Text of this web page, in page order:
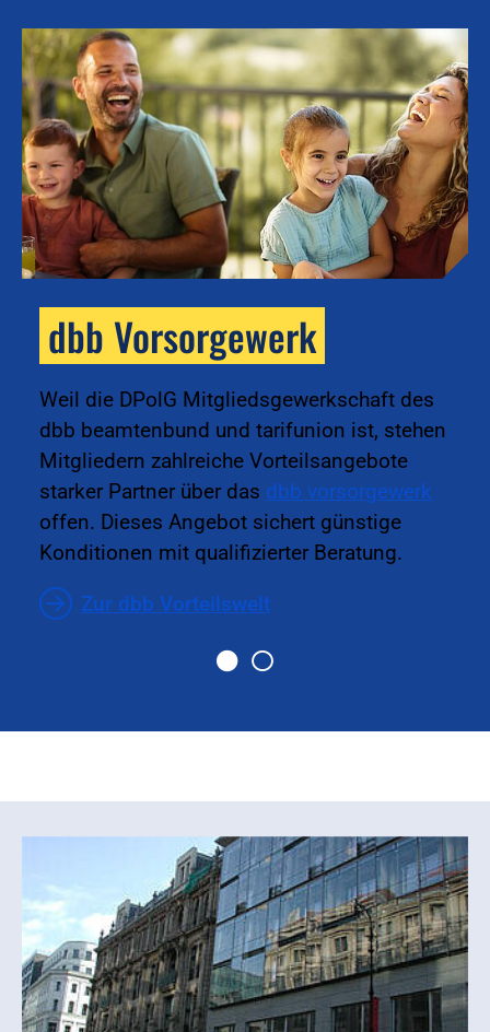
dbb Vorsorgewerk
Weil die DPolG Mitgliedsgewerkschaft des
dbb beamtenbund und tarifunion ist, stehen
Mitgliedern zahlreiche Vorteilsangebote
starker Partner über das dbb vorsorgewerk
offen. Dieses Angebot sichert günstige
Konditionen mit qualifizierter Beratung.
Zur dbb Vorteilswelt